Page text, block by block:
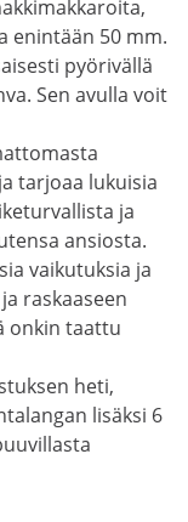
enintään 50 mm.
pyörivällä
Sen avulla voit
tarjoaa lukuisia
ja
ansiosta.
vaikutuksia ja
raskaaseen
onkin taattu
heti,
lisäksi 6